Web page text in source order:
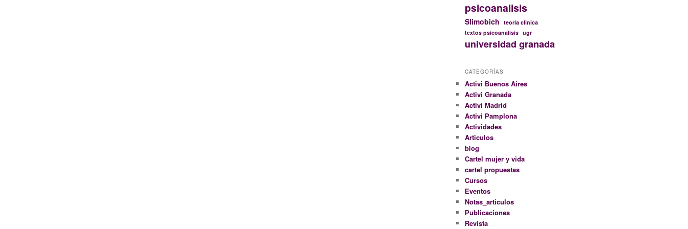
psicoanalisis
Slimobich teoria clinica
textos psicoanalisis ugr
universidad granada
CATEGORÍAS
Activi Buenos Aires
Activi Granada
Activi Madrid
Activi Pamplona
Actividades
Articulos
blog
Cartel mujer y vida
cartel propuestas
Cursos
Eventos
Notas_articulos
Publicaciones
Revista